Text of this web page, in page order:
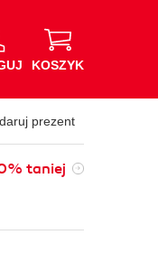
KOSZYK
prezent
taniej